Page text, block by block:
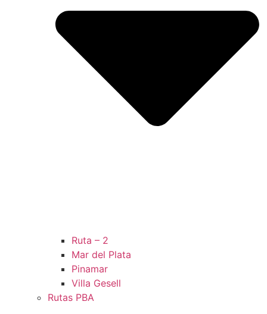
Ruta – 2
Mar del Plata
Pinamar
Villa Gesell
Rutas PBA